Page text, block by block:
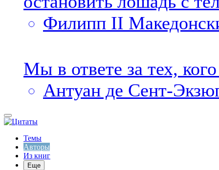
Филипп II
Мы в ответе за тех,
Антуан де Сент-
Темы
Авторы
Из книг
Еще